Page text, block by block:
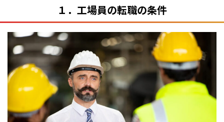
１．工場員の転職の条件